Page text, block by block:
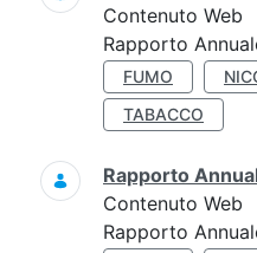
Contenuto Web
Rapporto
FUMO
TABACCO
Rapporto
Contenuto Web
Rapporto